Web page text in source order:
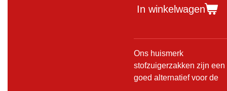
In winkelwagen
Ons huismerk
stofzuigerzakken zijn een
goed alternatief voor de